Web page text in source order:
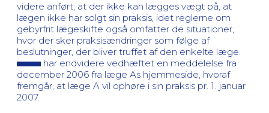
videre anført, at der ikke kan lægges vægt på, at
lægen ikke har solgt sin praksis, idet reglerne om
gebyrfrit lægeskifte også omfatter de situationer,
hvor der sker praksisændringer som følge af
beslutninger, der bliver truffet af den enkelte læge.
har endvidere vedhæftet en meddelelse fra
december 2006 fra læge As hjemmeside, hvoraf
fremgår, at læge A vil ophøre i sin praksis pr. 1. januar
2007.